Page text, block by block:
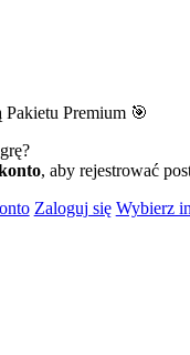
Pakietu Premium 🎯
, aby rejestrować
Zaloguj się Wybierz